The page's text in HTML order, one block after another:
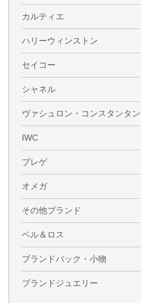
カルティエ
ハリーウィンストン
セイコー
シャネル
ヴァシュロン・コンスタンタン
IWC
ブレゲ
オメガ
その他ブランド
ベル＆ロス
ブランドバック・小物
ブランドジュエリー